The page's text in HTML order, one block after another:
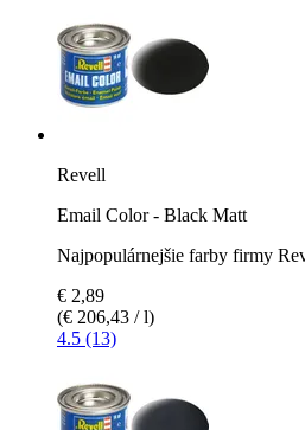
Revell
Email Color - Black Matt
Najpopulárnejšie farby firmy
€ 2,89
(€ 206,43 / l)
4.5 (13)